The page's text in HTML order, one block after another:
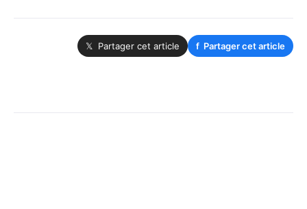
𝕏 Partager cet article f Partager cet article